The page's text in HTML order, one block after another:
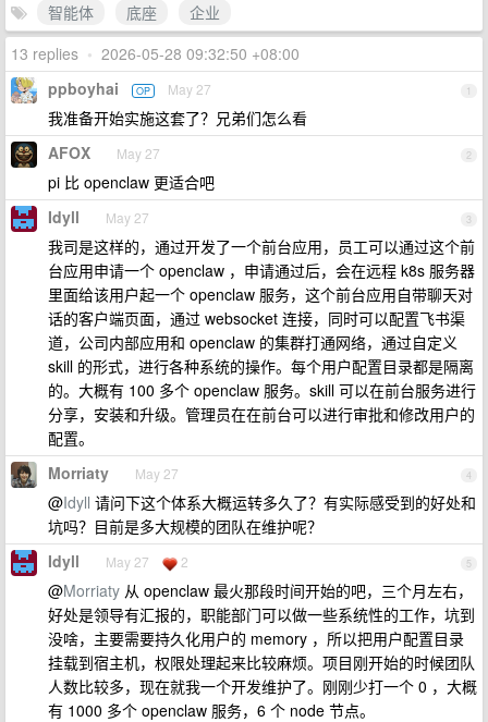
智能体 底座
企业
13 replies • 2026-05-28 09:32:50 +08:00
1
ppboyhai OP May 27
我准备开始实施这套了？兄弟们怎么看
2
AFOX May 27
pi 比 openclaw 更适合吧
3
Idyll May 27
我司是这样的，通过开发了一个前台应用，员工可以通过这个前
台应用申请一个 openclaw ，申请通过后，会在远程 k8s 服务器
里面给该用户起一个 openclaw 服务，这个前台应用自带聊天对
话的客户端页面，通过 websocket 连接，同时可以配置飞书渠
道，公司内部应用和 openclaw 的集群打通网络，通过自定义
skill 的形式，进行各种系统的操作。每个用户配置目录都是隔离
的。大概有 100 多个 openclaw 服务。skill 可以在前台服务进行
分享，安装和升级。管理员在在前台可以进行审批和修改用户的
配置。
4
Morriaty May 27
@Idyll 请问下这个体系大概运转多久了？有实际感受到的好处和
坑吗？目前是多大规模的团队在维护呢？
5
Idyll May 27 2
@Morriaty 从 openclaw 最火那段时间开始的吧，三个月左右，
好处是领导有汇报的，职能部门可以做一些系统性的工作，坑到
没啥，主要需要持久化用户的 memory ，所以把用户配置目录
挂载到宿主机，权限处理起来比较麻烦。项目刚开始的时候团队
人数比较多，现在就我一个开发维护了。刚刚少打一个 0 ，大概
有 1000 多个 openclaw 服务，6 个 node 节点。